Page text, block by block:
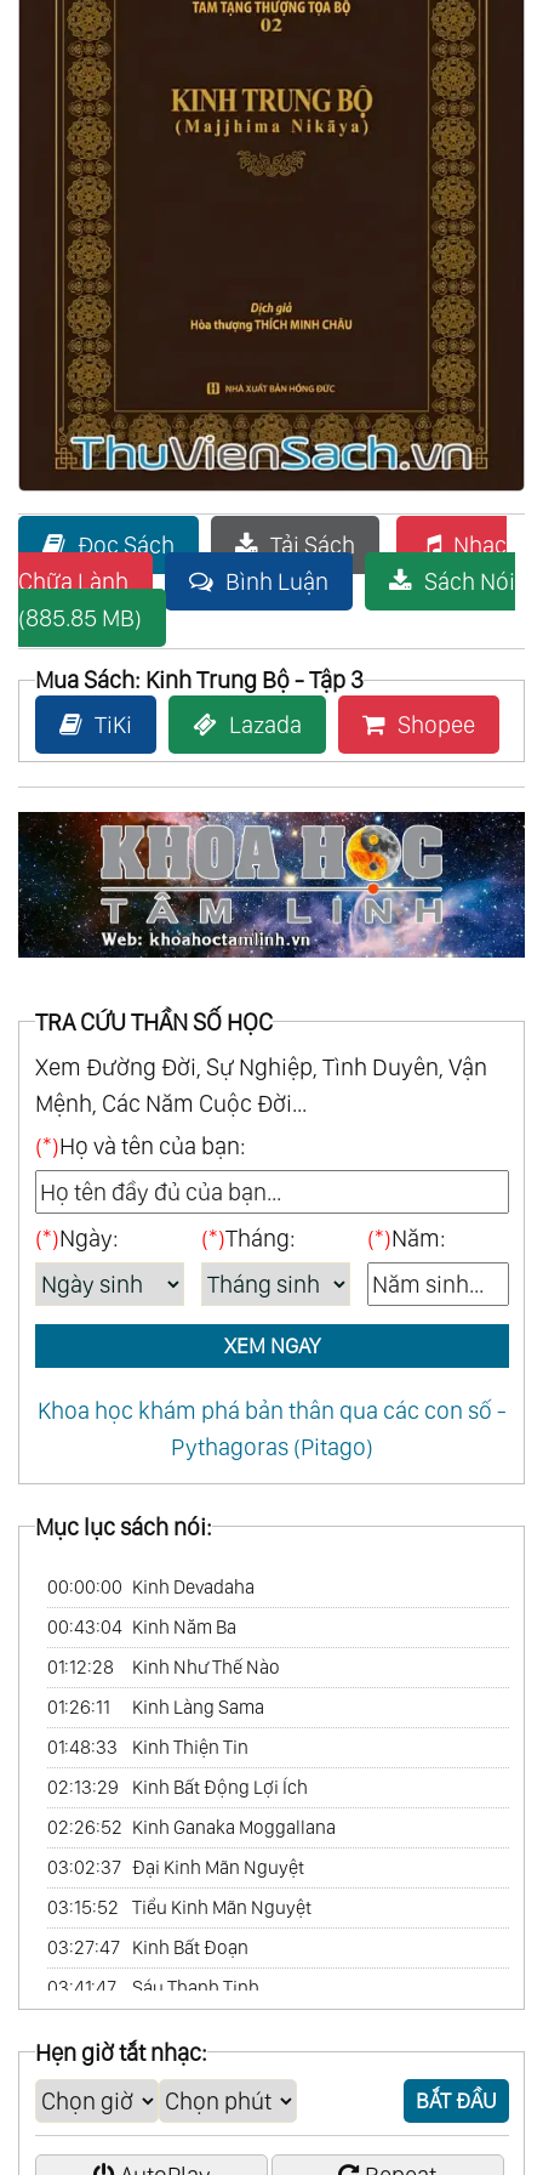
Đọc Sách Tải Sách
Nhạc
Chữa Lành
Bình Luận
Sách Nói
(885.85 MB)
Mua Sách: Kinh Trung Bộ - Tập 3
TiKi
Lazada Shopee
TRA CỨU THẦN SỐ HỌC
Xem Đường Đời, Sự Nghiệp, Tình Duyên, Vận
Mệnh, Các Năm Cuộc Đời...
(*)Họ và tên của bạn:
(*)Ngày: (*)Tháng: (*)Năm:
XEM NGAY
Khoa học khám phá bản thân qua các con số -
Pythagoras (Pitago)
Mục lục sách nói:
00:00:00 Kinh Devadaha
00:43:04 Kinh Năm Ba
01:12:28
Kinh Như Thế Nào
01:26:11
Kinh Làng Sama
01:48:33
Kinh Thiện Tin
02:13:29
Kinh Bất Động Lợi Ích
02:26:52 Kinh Ganaka Moggallana
03:02:37 Đại Kinh Mãn Nguyệt
03:15:52
Tiểu Kinh Mãn Nguyệt
03:27:47 Kinh Bất Đoạn
03:41:47
Sáu Thanh Tịnh
04:32:23 Kinh Nên Hành Trì - Không Nên Hành Trì
05:14:46 Kinh Đa Giới
Hẹn giờ tắt nhạc:
BẮT ĐẦU